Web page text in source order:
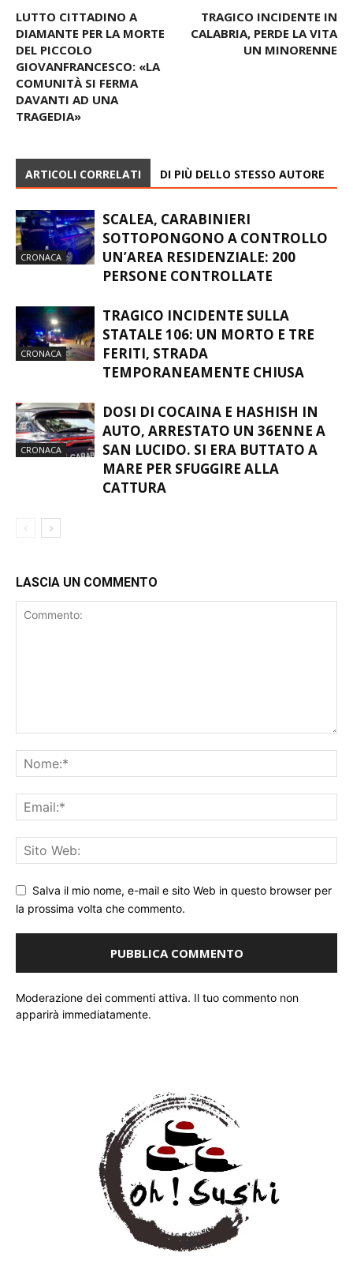
LUTTO CITTADINO A
DIAMANTE PER LA MORTE
DEL PICCOLO
GIOVANFRANCESCO: «LA
COMUNITÀ SI FERMA
DAVANTI AD UNA
TRAGEDIA»
TRAGICO INCIDENTE IN
CALABRIA, PERDE LA VITA
UN MINORENNE
ARTICOLI CORRELATI DI PIÙ DELLO STESSO AUTORE
CRONACA
SCALEA, CARABINIERI
SOTTOPONGONO A CONTROLLO
UN’AREA RESIDENZIALE: 200
PERSONE CONTROLLATE
CRONACA
TRAGICO INCIDENTE SULLA
STATALE 106: UN MORTO E TRE
FERITI, STRADA
TEMPORANEAMENTE CHIUSA
CRONACA
DOSI DI COCAINA E HASHISH IN
AUTO, ARRESTATO UN 36ENNE A
SAN LUCIDO. SI ERA BUTTATO A
MARE PER SFUGGIRE ALLA
CATTURA
LASCIA UN COMMENTO
Salva il mio nome, e-mail e sito Web in questo browser per
la prossima volta che commento.
Moderazione dei commenti attiva. Il tuo commento non
apparirà immediatamente.